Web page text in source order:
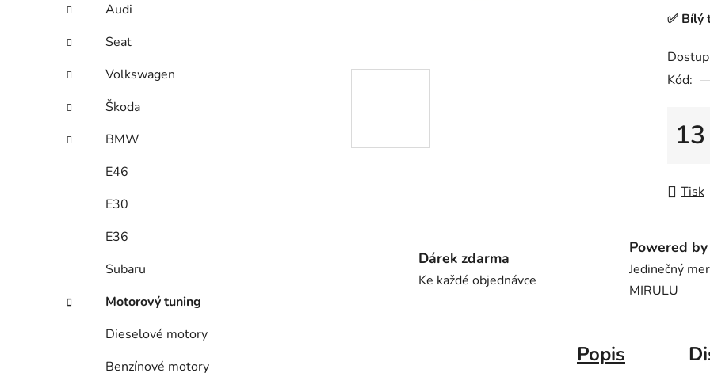
p
a
e
l
Audi
Seat
Volkswagen
Škoda
BMW
E46
E30
E36
Subaru
Motorový tuning
Dieselové motory
Benzínové motory
0,0
z
✅ Bílý
Kód:
Tisk
Dárek zdarma
Ke každé objednávce
Powered
Jedinečný
MIRULU
Popis